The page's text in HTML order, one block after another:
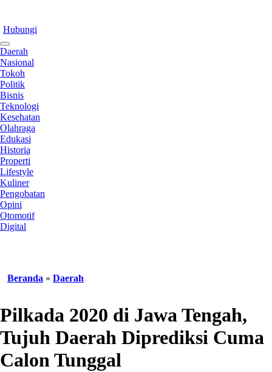
Hubungi
Daerah
Nasional
Tokoh
Politik
Bisnis
Teknologi
Kesehatan
Olahraga
Edukasi
Historia
Properti
Lifestyle
Kuliner
Pengobatan
Opini
Otomotif
Digital
Beranda » Daerah
Pilkada 2020 di Jawa Tengah,
Tujuh Daerah Diprediksi Cuma
Calon Tunggal